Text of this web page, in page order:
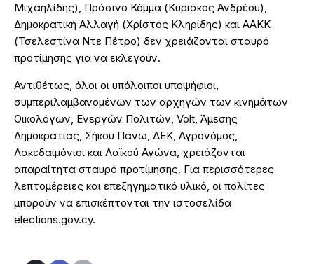
Μιχαηλίδης), Πράσινο Κόμμα (Κυριάκος Ανδρέου),
Δημοκρατική Αλλαγή (Χρίστος Κληρίδης) και ΑΑΚΚ
(Τσελεστίνα Ντε Πέτρο) δεν χρειάζονται σταυρό
προτίμησης για να εκλεγούν.
Αντιθέτως, όλοι οι υπόλοιποι υποψήφιοι,
συμπεριλαμβανομένων των αρχηγών των κινημάτων
Οικολόγων, Ενεργών Πολιτών, Volt, Άμεσης
Δημοκρατίας, Σήκου Πάνω, ΔΕΚ, Αγρονόμος,
Λακεδαιμόνιοι και Λαϊκού Αγώνα, χρειάζονται
απαραίτητα σταυρό προτίμησης. Για περισσότερες
λεπτομέρειες και επεξηγηματικό υλικό, οι πολίτες
μπορούν να επισκέπτονται την ιστοσελίδα
elections.gov.cy.